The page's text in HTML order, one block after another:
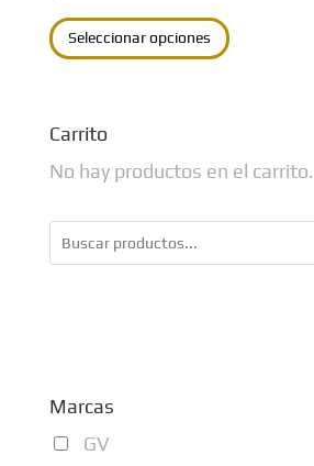
Seleccionar opciones
producto
Las
opciones
Carrito
No hay productos en el carrito.
Marcas
GV